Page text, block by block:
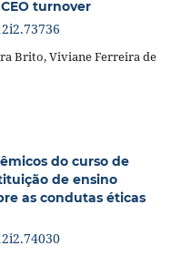
turnover
Brito, Viviane Ferreira de
do curso de
de ensino
as condutas éticas